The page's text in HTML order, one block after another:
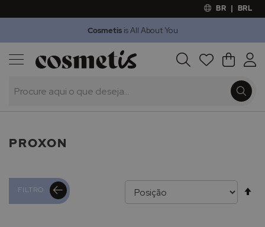
BR | BRL
Cosmetisis All About You
Procura O Meu
Outlet
PROXON
FILTRO